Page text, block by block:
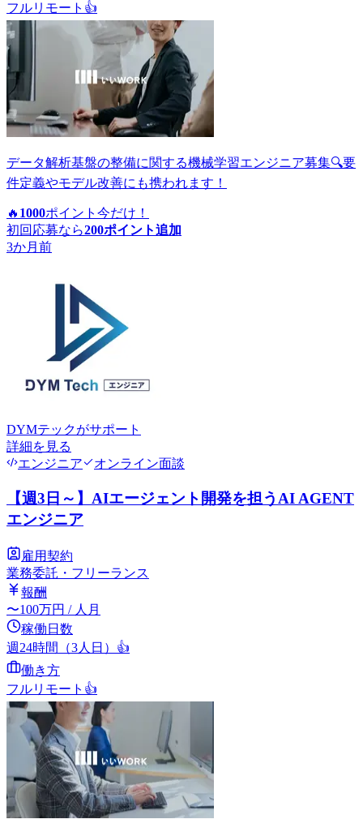
フルリモート 👍
データ解析基盤の整備に関する機械学習エンジニア募集🔍要
件定義やモデル改善にも携われます！
🔥 1000ポイント 今だけ！
初回応募なら200ポイント追加
3か月前
DYMテックがサポート
詳細を見る
エンジニア
オンライン面談
【週3日～】AIエージェント開発を担うAI AGENT
エンジニア
雇用契約
業務委託・フリーランス
報酬
〜100万円 / 人月
稼働日数
週24時間（3人日） 👍
働き方
フルリモート 👍